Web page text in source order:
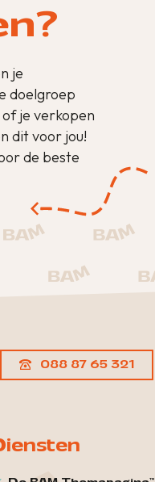
je
doelgroep
je verkopen
dit voor jou!
de beste
088 87 65 321